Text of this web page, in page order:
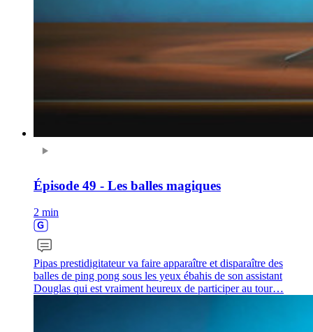
Épisode 49 - Les balles magiques
2 min
Pipas prestidigitateur va faire apparaître et disparaître des
balles de ping pong sous les yeux ébahis de son assistant
Douglas qui est vraiment heureux de participer au tour…